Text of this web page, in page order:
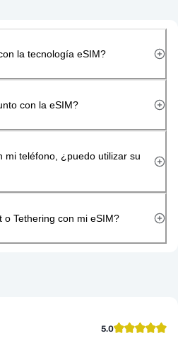
la tecnología eSIM?
con la eSIM?
mi teléfono, ¿puedo utilizar su
o Tethering con mi eSIM?
5.0